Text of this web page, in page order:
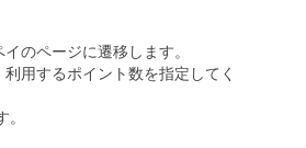
のページに遷移します。
用するポイント数を指定してく